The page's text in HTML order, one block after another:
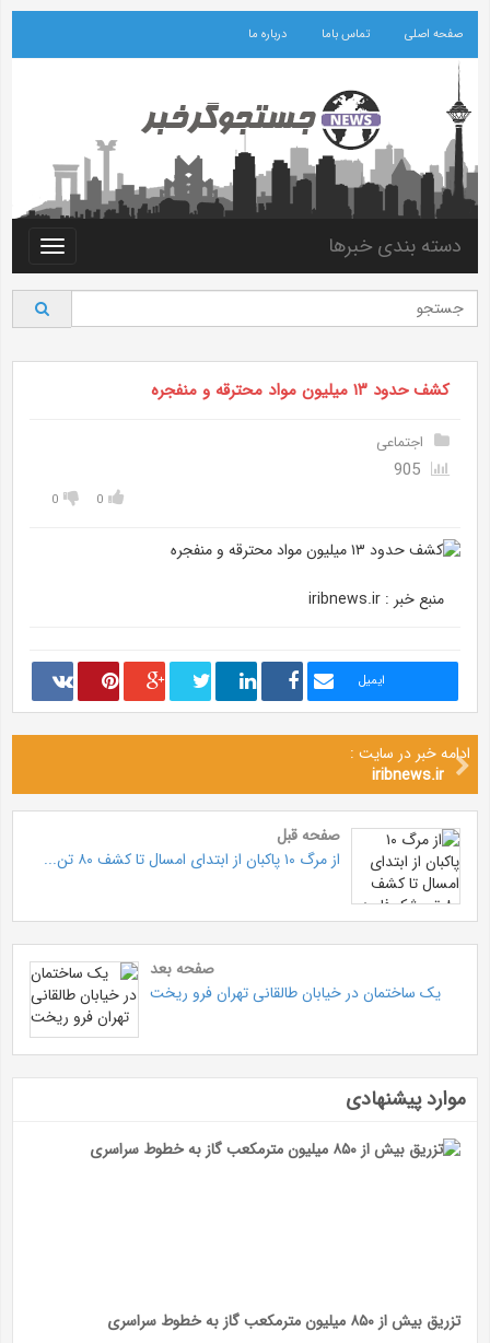
صفحه اصلی تماس باما درباره ما
Toggle
دسته بندی خبرها
کشف حدود ۱۳ میلیون مواد محترقه و منفجره
اجتماعی
0
0
منبع خبر : iribnews.ir
ایمیل
ادامه خبر در سایت :
iribnews.ir
صفحه قبل
از مرگ ۱۰ پاکبان از ابتدای امسال تا کشف ۸۰ تن...
صفحه بعد
یک ساختمان در خیابان طالقانی تهران فرو ریخت
موارد پیشنهادی
تزریق بیش از ۸۵۰ میلیون مترمکعب گاز به خطوط سراسری